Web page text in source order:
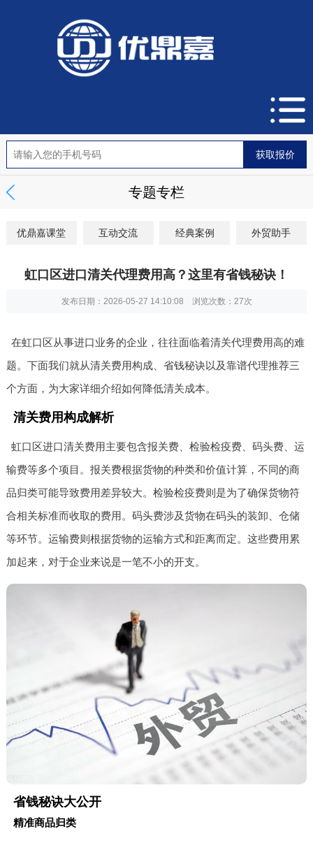
专题专栏
优鼎嘉课堂 互动交流 经典案例 外贸助手
虹口区进口清关代理费用高？这里有省钱秘诀！
发布日期：2026-05-27 14:10:08 浏览次数： 27次
在虹口区从事进口业务的企业，往往面临着清关代理费用高的难
题。下面我们就从清关费用构成、省钱秘诀以及靠谱代理推荐三
个方面，为大家详细介绍如何降低清关成本。
清关费用构成解析
虹口区进口清关费用主要包含报关费、检验检疫费、码头费、运
输费等多个项目。报关费根据货物的种类和价值计算，不同的商
品归类可能导致费用差异较大。检验检疫费则是为了确保货物符
合相关标准而收取的费用。码头费涉及货物在码头的装卸、仓储
等环节。运输费则根据货物的运输方式和距离而定。这些费用累
加起来，对于企业来说是一笔不小的开支。
省钱秘诀大公开
精准商品归类